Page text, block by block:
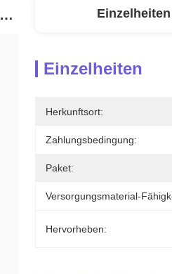
Einzelheiten
Einzelheiten
Herkunftsort:
Zahlungsbedingung:
Paket:
Versorgungsmaterial-
Hervorheben: